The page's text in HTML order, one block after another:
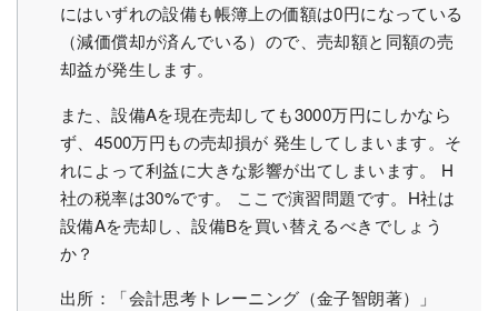
にはいずれの設備も帳簿上の価額は0円になっている
（減価償却が済んでいる）ので、売却額と同額の売
却益が発生します。
また、設備Aを現在売却しても3000万円にしかなら
ず、4500万円もの売却損が 発生してしまいます。そ
れによって利益に大きな影響が出てしまいます。 H
社の税率は30%です。 ここで演習問題です。H社は
設備Aを売却し、設備Bを買い替えるべきでしょう
か？
出所：「会計思考トレーニング（金子智朗著）
」